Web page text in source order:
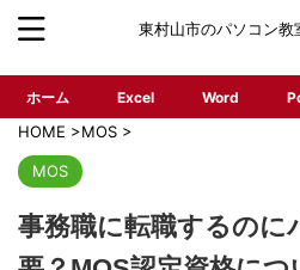
東村山市のパソコン
ホーム Excel Word
HOME >MOS >
MOS
事務職に転職するのに